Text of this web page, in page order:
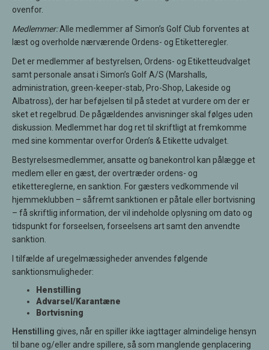
ovenfor.
Medlemmer:Alle medlemmer af Simon’s Golf Club forventes at
læst og overholde nærværende Ordens- og Etiketteregler.
Det er medlemmer af bestyrelsen, Ordens- og Etiketteudvalget
samt personale ansat i Simon’s Golf A/S (Marshalls,
administration, green-keeper-stab, Pro-Shop, Lakeside og
Albatross), der har beføjelsen til på stedet at vurdere om der er
sket et regelbrud. De pågældendes anvisninger skal følges uden
diskussion. Medlemmet har dog ret til skriftligt at fremkomme
med sine kommentar overfor Orden’s & Etikette udvalget.
Bestyrelsesmedlemmer, ansatte og banekontrol kan pålægge et
medlem eller en gæst, der overtræder ordens- og
etikettereglerne, en sanktion. For gæsters vedkommende vil
hjemmeklubben – såfremt sanktionen er påtale eller bortvisning
– få skriftlig information, der vil indeholde oplysning om dato og
tidspunkt for forseelsen, forseelsens art samt den anvendte
sanktion.
I tilfælde af uregelmæssigheder anvendes følgende
sanktionsmuligheder:
Henstilling
Advarsel/Karantæne
Bortvisning
Henstilling gives, når en spiller ikke iagttager almindelige hensyn
til bane og/eller andre spillere, så som manglende genplacering